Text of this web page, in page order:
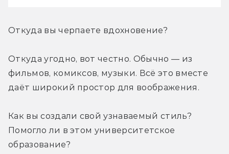
Откуда вы черпаете вдохновение?
Откуда угодно, вот честно. Обычно — из
фильмов, комиксов, музыки. Всё это вместе
даёт широкий простор для воображения.
Как вы создали свой узнаваемый стиль?
Помогло ли в этом университетское
образование?